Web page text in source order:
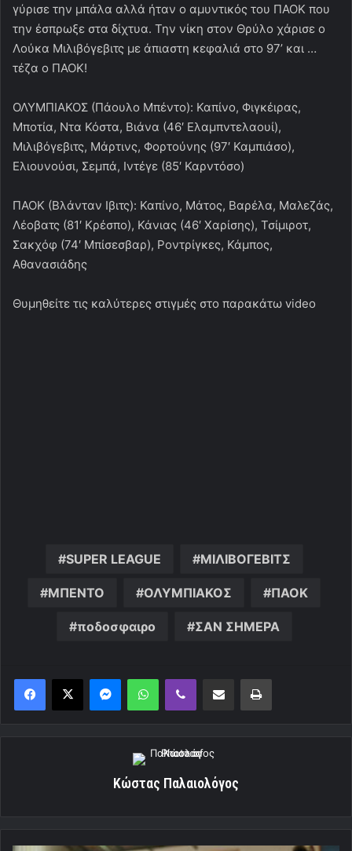
γύρισε την μπάλα αλλά ήταν ο αμυντικός του ΠΑΟΚ που
την έσπρωξε στα δίχτυα. Την νίκη στον Θρύλο χάρισε ο
Λούκα Μιλιβόγεβιτς με άπιαστη κεφαλιά στο 97’ και …
τέζα ο ΠΑΟΚ!
ΟΛΥΜΠΙΑΚΟΣ (Πάουλο Μπέντο): Καπίνο, Φιγκέιρας,
Μποτία, Ντα Κόστα, Βιάνα (46′ Ελαμπντελαουί),
Μιλιβόγεβιτς, Μάρτινς, Φορτούνης (97′ Καμπιάσο),
Ελιουνούσι, Σεμπά, Ιντέγε (85′ Καρντόσο)
ΠΑΟΚ (Βλάνταν Ιβιτς): Καπίνο, Μάτος, Βαρέλα, Μαλεζάς,
Λέοβατς (81′ Κρέσπο), Κάνιας (46′ Χαρίσης), Τσίμιροτ,
Σακχόφ (74′ Μπίσεσβαρ), Ροντρίγκες, Κάμπος,
Αθανασιάδης
Θυμηθείτε τις καλύτερες στιγμές στο παρακάτω video
SUPER LEAGUE ΜΙΛΙΒΟΓΕΒΙΤΣ
ΜΠΕΝΤΟ ΟΛΥΜΠΙΑΚΟΣ ΠΑΟΚ
ποδοσφαιρο ΣΑΝ ΣΗΜΕΡΑ
MessengerWhatsAppViber Κοινοποίηση μέσω ηλεκτρονικού ταχυδρομείουΕκτύπωση
Κώστας Παλαιολόγος